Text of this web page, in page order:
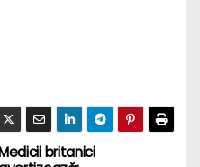
Medicii britanici
chineze